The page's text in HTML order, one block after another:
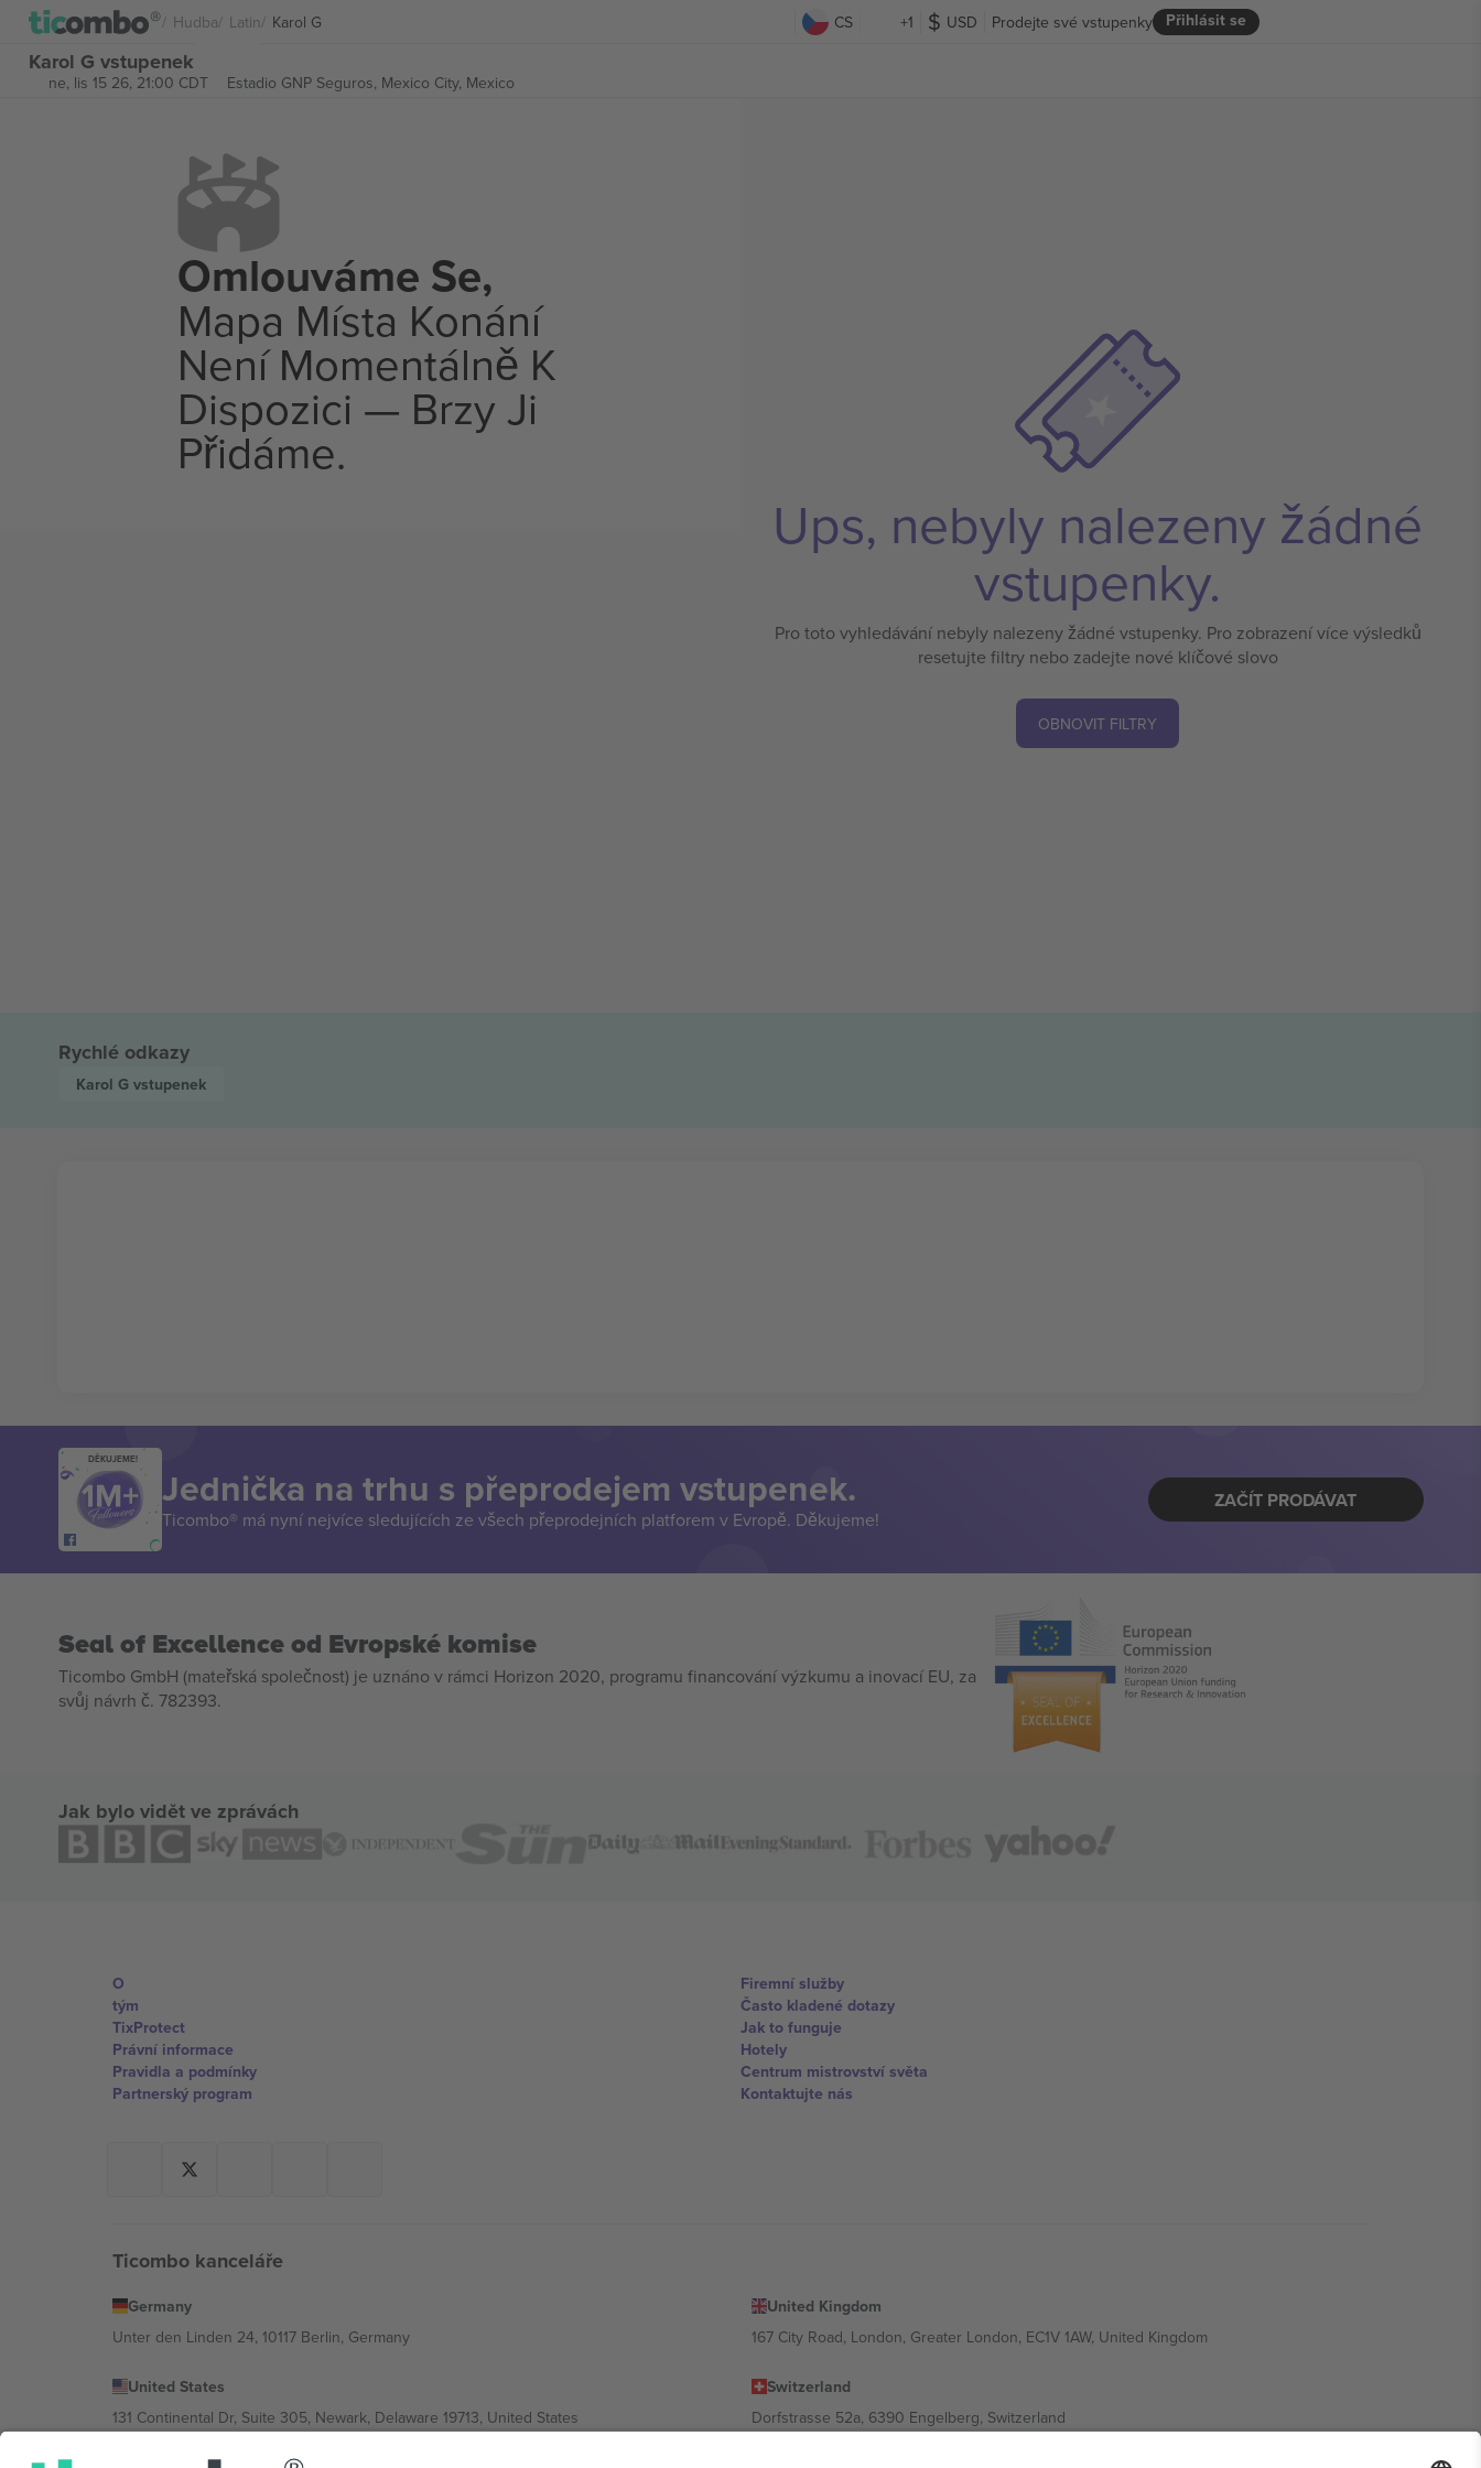
Hudba Latin Karol G CS +1 USD Přihlásit se
Prodejte své vstupenky
Karol G vstupenek
ne, lis 15 26, 21:00 CDT Estadio GNP Seguros, Mexico City, Mexico
Omlouváme Se,
Mapa Místa Konání
Není Momentálně K
Dispozici — Brzy Ji
Přidáme.
Ups, nebyly nalezeny žádné
vstupenky.
Pro toto vyhledávání nebyly nalezeny žádné vstupenky. Pro zobrazení více výsledků
resetujte filtry nebo zadejte nové klíčové slovo
OBNOVIT FILTRY
Rychlé odkazy
Karol G vstupenek
DĚKUJEME!
Jednička na trhu s přeprodejem vstupenek.
Ticombo® má nyní nejvíce sledujících ze všech přeprodejních platforem v Evropě. Děkujeme!
ZAČÍT PRODÁVAT
Seal of Excellence od Evropské komise
Ticombo GmbH (mateřská společnost) je uznáno v rámci Horizon 2020, programu financování výzkumu a inovací EU, za
svůj návrh č. 782393.
Jak bylo vidět ve zprávách
O
tým
TixProtect
Právní informace
Pravidla a podmínky
Partnerský program
Firemní služby
Často kladené dotazy
Jak to funguje
Hotely
Centrum mistrovství světa
Kontaktujte nás
Ticombo kanceláře
Germany
Unter den Linden 24, 10117 Berlin, Germany
United Kingdom
167 City Road, London, Greater London, EC1V 1AW, United Kingdom
United States
131 Continental Dr, Suite 305, Newark, Delaware 19713, United States
Switzerland
Dorfstrasse 52a, 6390 Engelberg, Switzerland